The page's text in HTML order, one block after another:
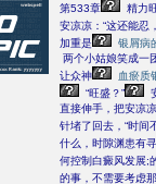
第533章
精力
安凉凉：“这还能忍
加重是
银屑病
两个小姑娘笑成一
让众神
血瘀质
“旺盛？”
直接伸手，把安凉
针堵了回去，“时间
什么，时隙渊患有
何控制白癜风发展;
的事，不需要考虑